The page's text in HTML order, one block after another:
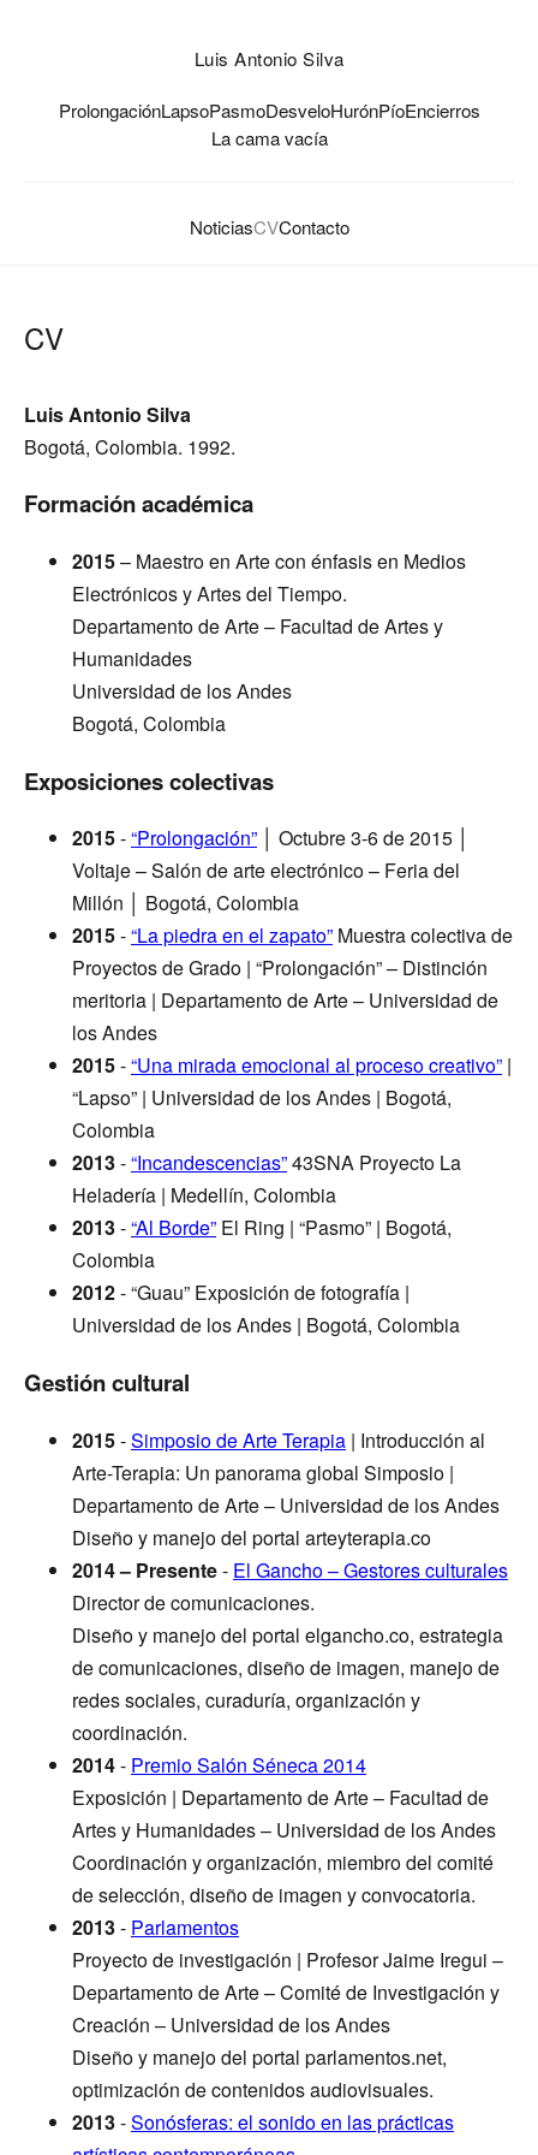
Luis Antonio Silva
ProlongaciónLapsoPasmoDesveloHurónPíoEncierros
La cama vacía
NoticiasCVContacto
CV
Luis Antonio Silva
Bogotá, Colombia. 1992.
Formación académica
2015– Maestro en Arte con énfasis en Medios
Electrónicos y Artes del Tiempo.
Departamento de Arte – Facultad de Artes y
Humanidades
Universidad de los Andes
Bogotá, Colombia
Exposiciones colectivas
2015-“Prolongación” │ Octubre 3-6 de 2015 │
Voltaje – Salón de arte electrónico – Feria del
Millón │ Bogotá, Colombia
2015-“La piedra en el zapato” Muestra colectiva de
Proyectos de Grado | “Prolongación” – Distinción
meritoria | Departamento de Arte – Universidad de
los Andes
2015-“Una mirada emocional al proceso creativo” |
“Lapso” | Universidad de los Andes | Bogotá,
Colombia
2013-“Incandescencias”43SNA Proyecto La
Heladería | Medellín, Colombia
2013-“Al Borde” El Ring | “Pasmo” | Bogotá,
Colombia
2012- “Guau” Exposición de fotografía |
Universidad de los Andes | Bogotá, Colombia
Gestión cultural
2015-Simposio de Arte Terapia | Introducción al
Arte-Terapia: Un panorama global Simposio |
Departamento de Arte – Universidad de los Andes
Diseño y manejo del portal arteyterapia.co
2014 – Presente- El Gancho – Gestores culturales
Director de comunicaciones.
Diseño y manejo del portal elgancho.co, estrategia
de comunicaciones, diseño de imagen, manejo de
redes sociales, curaduría, organización y
coordinación.
2014- Premio Salón Séneca 2014
Exposición | Departamento de Arte – Facultad de
Artes y Humanidades – Universidad de los Andes
Coordinación y organización, miembro del comité
de selección, diseño de imagen y convocatoria.
2013- Parlamentos
Proyecto de investigación | Profesor Jaime Iregui –
Departamento de Arte – Comité de Investigación y
Creación – Universidad de los Andes
Diseño y manejo del portal parlamentos.net,
optimización de contenidos audiovisuales.
2013-Sonósferas: el sonido en las prácticas